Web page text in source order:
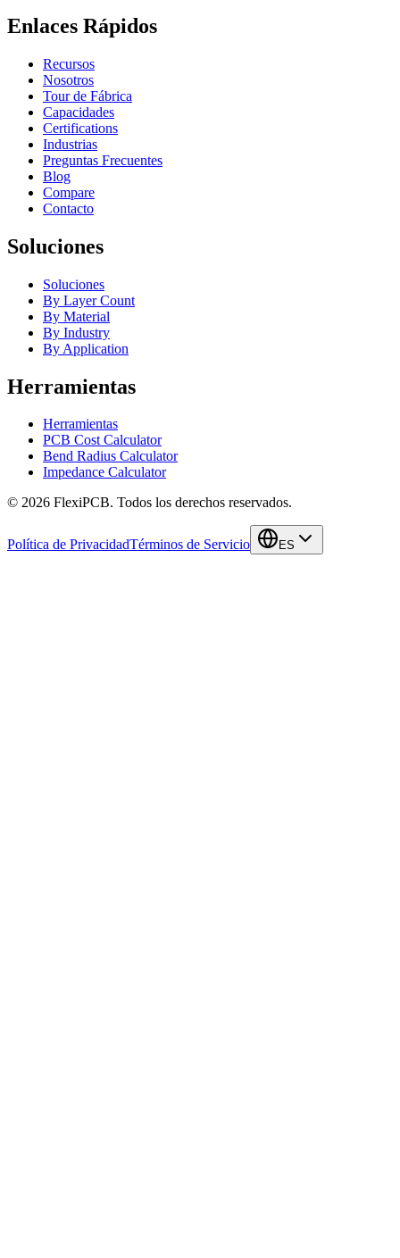
Enlaces Rápidos
Recursos
Nosotros
Tour de Fábrica
Capacidades
Certifications
Industrias
Preguntas Frecuentes
Blog
Compare
Contacto
Soluciones
Soluciones
By Layer Count
By Material
By Industry
By Application
Herramientas
Herramientas
PCB Cost Calculator
Bend Radius Calculator
Impedance Calculator
© 2026 FlexiPCB. Todos los derechos reservados.
Política de PrivacidadTérminos de Servicio ES